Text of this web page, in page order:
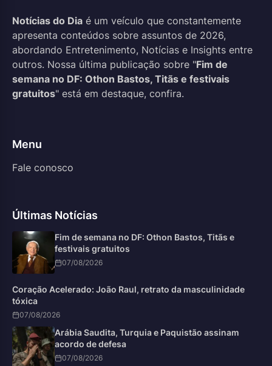
Notícias do Dia é um veículo que constantemente
apresenta conteúdos sobre assuntos de 2026,
abordando Entretenimento, Notícias e Insights entre
outros. Nossa última publicação sobre "Fim de
semana no DF: Othon Bastos, Titãs e festivais
gratuitos" está em destaque, confira.
Menu
Fale conosco
Últimas Notícias
Fim de semana no DF: Othon Bastos, Titãs e
festivais gratuitos
07/08/2026
Coração Acelerado: João Raul, retrato da masculinidade
tóxica
07/08/2026
Arábia Saudita, Turquia e Paquistão assinam
acordo de defesa
07/08/2026